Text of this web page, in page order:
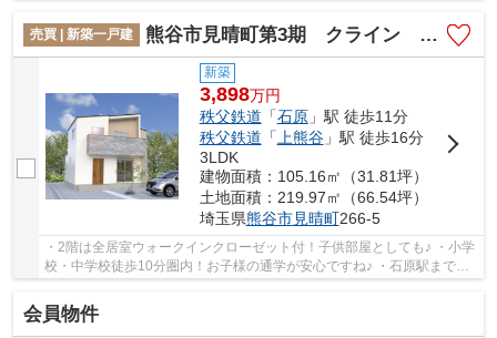
売買 | 新築一戸建
熊谷市見晴町第3期 クライン 新築戸建 全1棟 1号棟
新築
3,898万円
秩父鉄道 「石原」駅 徒歩11分
秩父鉄道 「上熊谷」駅 徒歩16分
3LDK
建物面積：105.16㎡（31.81坪）
土地面積：219.97㎡（66.54坪）
埼玉県熊谷市見晴町266-5
・2階は全居室ウォークインクローゼット付！子供部屋としても♪ ・小学
校・中学校徒歩10分圏内！お子様の通学が安心ですね♪ ・石原駅まで徒
会員物件